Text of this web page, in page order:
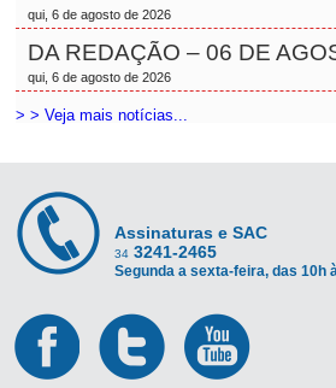
qui, 6 de agosto de 2026
DA REDAÇÃO – 06 DE
qui, 6 de agosto de 2026
> > Veja mais notícias...
Assinaturas e SAC
34 3241-2465
Segunda a sexta-feira, das 10h